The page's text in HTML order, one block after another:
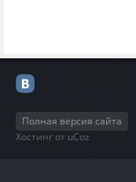
Полная версия сайта
Хостинг от uCoz